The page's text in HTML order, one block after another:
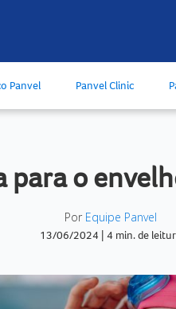
Panvel Panvel Clinic
para o
Por Equipe Panvel
13/06/2024 |4 min. de